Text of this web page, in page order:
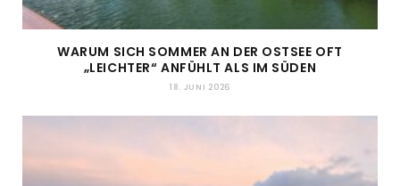
WARUM SICH SOMMER AN DER OSTSEE OFT
„LEICHTER“ ANFÜHLT ALS IM SÜDEN
18. JUNI 2026